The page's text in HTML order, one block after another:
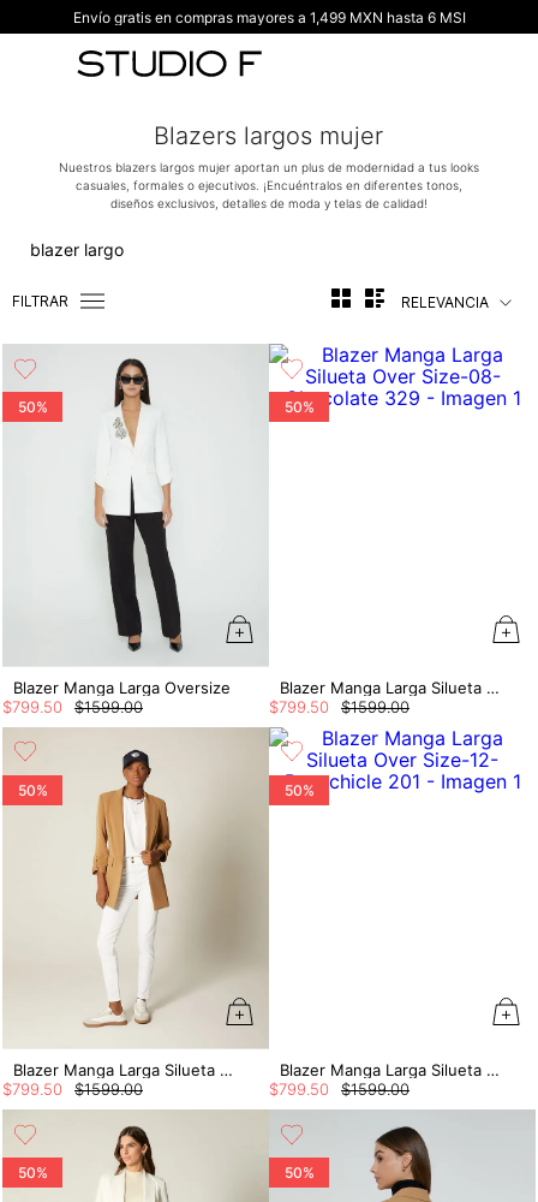
Envío gratis en compras mayores a 1,499 MXN hasta 6 MSI
Blazers largos mujer
Nuestros blazers largos mujer aportan un plus de modernidad a tus looks
casuales, formales o ejecutivos. ¡Encuéntralos en diferentes tonos,
diseños exclusivos, detalles de moda y telas de calidad!
blazer largo
FILTRAR RELEVANCIA
50%
Blazer Manga Larga Oversize
$1599.00
$799 50
50%
Blazer Manga Larga Silueta Over Size
$1599.00
$799 50
50%
Blazer Manga Larga Silueta Over Size
$1599.00
$799.50
50%
Blazer Manga Larga Silueta Over Size
$1599.00
$799.50
50% 50%
TÉRMINOS MÁS BUSCADOS
vestidos
tiro alto
body studio f
8.
9.
blusa